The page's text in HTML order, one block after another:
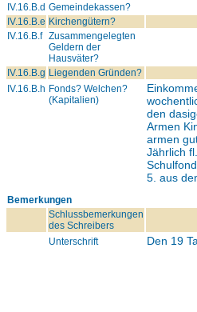
IV.16.B.d Gemeindekassen?
IV.16.B.e Kirchengütern?
IV.16.B.f Zusammengelegten
Geldern der
Hausväter?
IV.16.B.g Liegenden Gründen?
IV.16.B.h Fonds? Welchen?
(Kapitalien)
den
Armen
armen
Jährlich
5. aus
Bemerkungen
Schlussbemerkungen
des Schreibers
Unterschrift
Den 19